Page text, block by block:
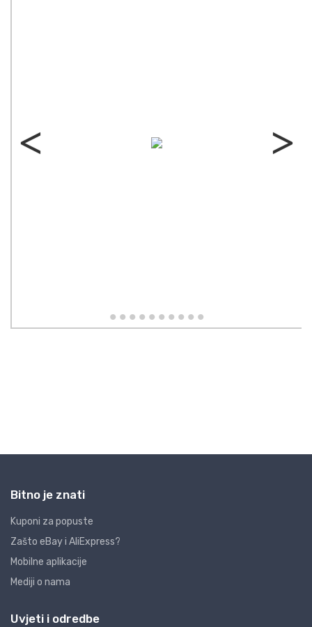
Bitno je znati
Kuponi za popuste
Zašto eBay i AliExpress?
Mobilne aplikacije
Mediji o nama
Uvjeti i odredbe